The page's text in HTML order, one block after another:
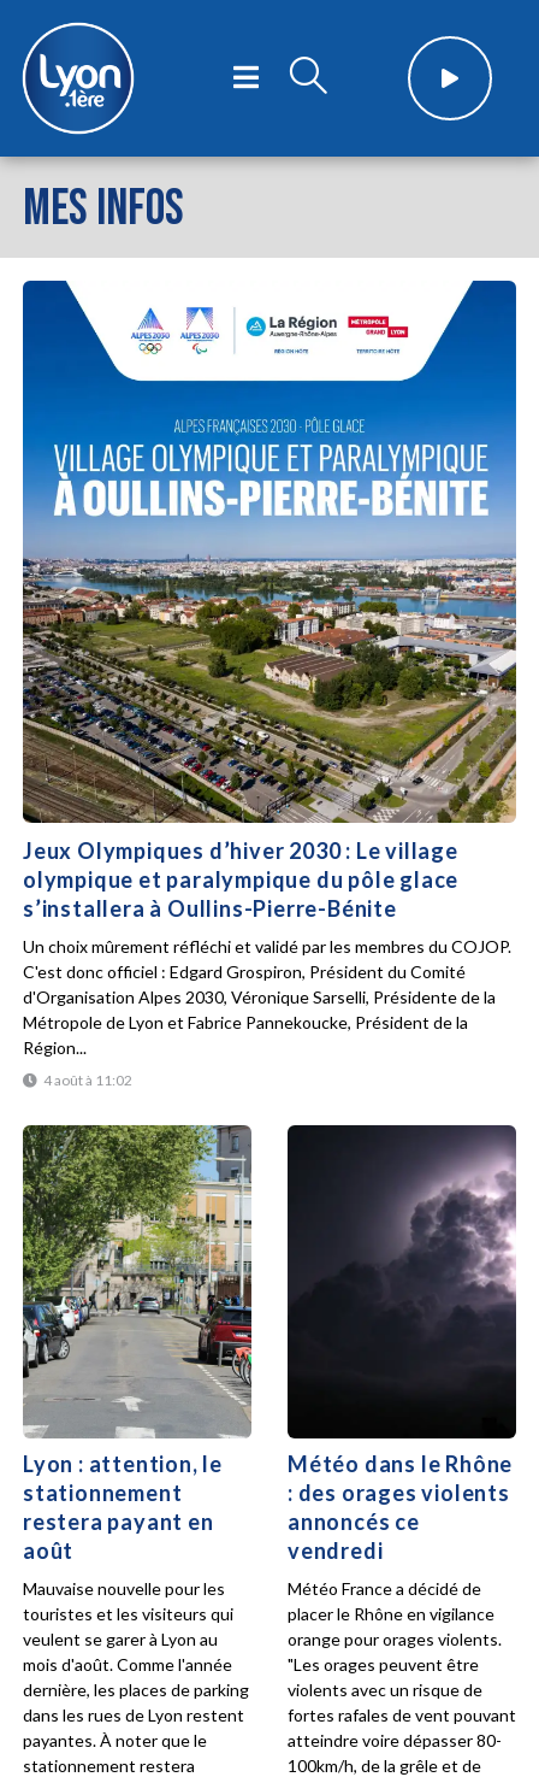
MES INFOS
Jeux Olympiques d’hiver 2030 : Le village
olympique et paralympique du pôle glace
s’installera à Oullins-Pierre-Bénite
4 août à 11:02
Un choix mûrement réfléchi et validé par les membres du COJOP.
C'est donc officiel : Edgard Grospiron, Président du Comité
d'Organisation Alpes 2030, Véronique Sarselli, Présidente de la
Métropole de Lyon et Fabrice Pannekoucke, Président de la
Région...
Lyon : attention, le
stationnement
restera payant en
août
Mauvaise nouvelle pour les
touristes et les visiteurs qui
veulent se garer à Lyon au
mois d'août. Comme l'année
dernière, les places de parking
dans les rues de Lyon restent
payantes. À noter que le
stationnement restera
Météo dans le Rhône
: des orages violents
annoncés ce
vendredi
Météo France a décidé de
placer le Rhône en vigilance
orange pour orages violents.
"Les orages peuvent être
violents avec un risque de
fortes rafales de vent pouvant
atteindre voire dépasser 80-
100km/h, de la grêle et de